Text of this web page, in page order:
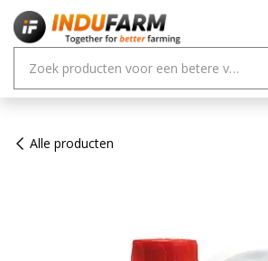
Overslaan naar inhoud
Alle producten